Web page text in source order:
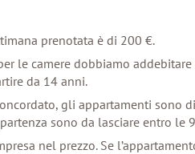
prenotata è di 200 €.
le camere dobbiamo
da 14 anni.
gli appartamenti
sono da lasciare entro le
nel prezzo. Se